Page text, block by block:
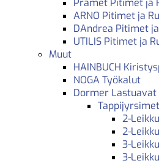
ARNO Pitimet ja
DAndrea Pitimet
UTILIS Pitimet ja
Muut
HAINBUCH
NOGA Työkalut
Dormer
Tappijyrsimet
2-
2-
3-
3-